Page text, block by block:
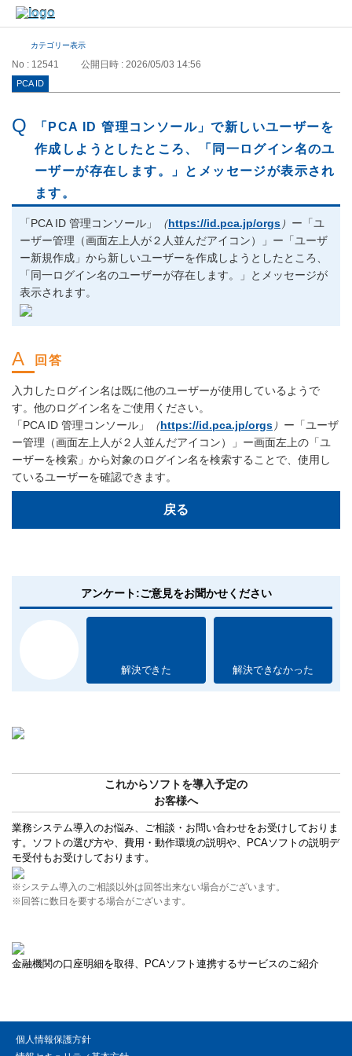
カテゴリー表示
No : 12541 公開日時 : 2026/05/03 14:56
PCA ID
「PCA ID 管理コンソール」で新しいユーザーを
作成しようとしたところ、「同一ログイン名のユ
ーザーが存在します。」とメッセージが表示され
ます。
「PCA ID 管理コンソール」 （https://id.pca.jp/orgs ） ー「ユ
ーザー管理（画面左上人が２人並んだアイコン）」ー「ユーザ
ー新規作成」から新しいユーザーを作成しようとしたところ、
「同一ログイン名のユーザーが存在します。」とメッセージが
表示されます。
入力したログイン名は既に他のユーザーが使用しているようで
す。他のログイン名をご使用ください。
「PCA ID 管理コンソール」
（https://id.pca.jp/orgs） ー「ユーザ
ー管理（画面左上人が２人並んだアイコン）」ー画面左上の「ユ
ーザーを検索」から対象のログイン名を検索することで、使用し
ているユーザーを確認できます。
戻る
アンケート:ご意見をお聞かせください
解決できた 解決できなかった
これからソフトを導入予定の
お客様へ
業務システム導入のお悩み、ご相談・お問い合わせをお受けしておりま
す。ソフトの選び方や、費用・動作環境の説明や、PCAソフトの説明デ
モ受付もお受けしております。
※システム導入のご相談以外は回答出来ない場合がございます。
※回答に数日を要する場合がございます。
金融機関の口座明細を取得、PCAソフト連携するサービスのご紹介
個人情報保護方針